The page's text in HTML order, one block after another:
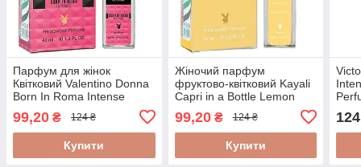
Парфум для жінок
Квітковий Valentino Donna
Born In Roma Intense
Pheromone Parfum 40ml
99,20 ₴ 124 ₴
Купити
Жіночий парфум
фруктово-квітковий Kayali
Capri in a Bottle Lemon
Parfum 40ml
99,20₴ 124 ₴
Купити
124